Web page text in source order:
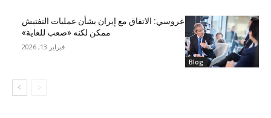
Blog
غروسي: الاتفاق مع إيران بشأن عمليات التفتيش
ممكن لكنه «صعب للغاية»
فبراير 13, 2026